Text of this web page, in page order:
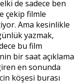
de sadece ben
çekip filmle
Ama kesinlikle
yazmak,
bu film
bir saat açıklama
en sonunda
köşesi burası